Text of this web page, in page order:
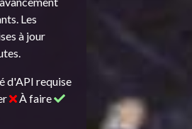
Les
à jour
d'API requise
À faire